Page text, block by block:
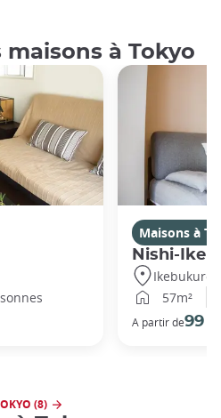
maisons à Tokyo
Maisons à
Nishi-
Ikebukuro,
57m²
A partir de99 €
(8)